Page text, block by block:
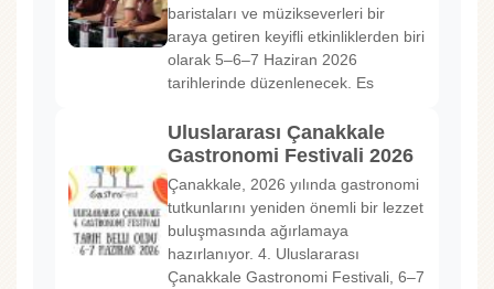
baristaları ve müzikseverleri bir
araya getiren keyifli etkinliklerden biri
olarak 5–6–7 Haziran 2026
tarihlerinde düzenlenecek. Es
Uluslararası Çanakkale
Gastronomi Festivali 2026
Çanakkale, 2026 yılında gastronomi
tutkunlarını yeniden önemli bir lezzet
buluşmasında ağırlamaya
hazırlanıyor. 4. Uluslararası
Çanakkale Gastronomi Festivali, 6–7